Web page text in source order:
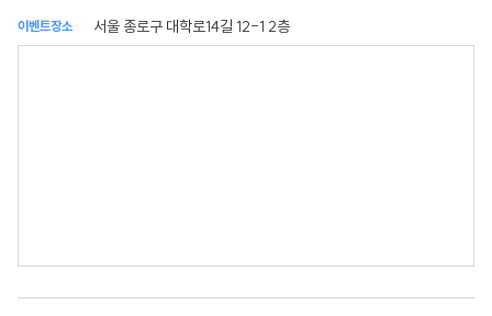
이벤트장소 서울 종로구 대학로14길 12-1 2층